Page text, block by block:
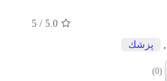
5.0
/
5
, پزشك
(0)